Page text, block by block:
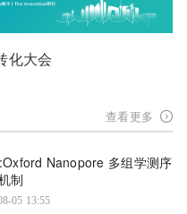
化大会
查看更多
Nanopore 多组学测序
制
05 13:55